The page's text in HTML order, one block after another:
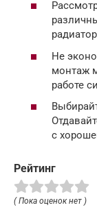
Не
монтаж
работе
с
Рейтинг
( Пока оценок нет )